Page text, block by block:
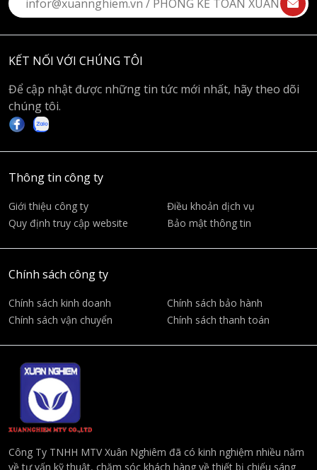
KẾT NỐI VỚI CHÚNG TÔI
Để cập nhật được những tin tức mới nhất, hãy theo dõi
chúng tôi.
Thông tin công ty
Giới thiệu công ty
Điều khoản dịch vụ
Quy định truy cập website
Bảo mật thông tin
Chính sách công ty
Chính sách kinh doanh
Chính sách bảo hành
Chính sách vận chuyển
Chính sách thanh toán
Công Ty TNHH MTV Xuân Nghiêm đã có kinh nghiệm nhiều năm
về tư vấn kỹ thuật, chăm sóc khách hàng về thiết bị chiếu sáng